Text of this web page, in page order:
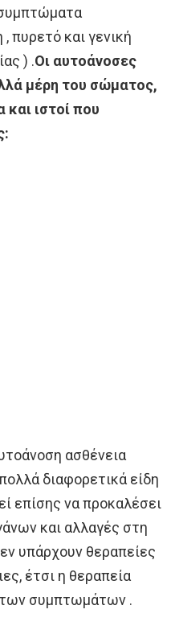
πυρετό και γενική
) .Οι αυτοάνοσες
μέρη του σώματος,
και ιστοί που
ασθένεια
διαφορετικά είδη
επίσης να προκαλέσει
και αλλαγές στη
υπάρχουν θεραπείες
έτσι η θεραπεία
των συμπτωμάτων .